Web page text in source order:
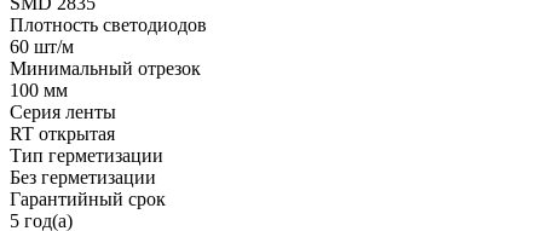
Плотность светодиодов
60 шт/м
Минимальный отрезок
100 мм
Серия ленты
RT открытая
Тип герметизации
Без герметизации
Гарантийный срок
5 год(а)